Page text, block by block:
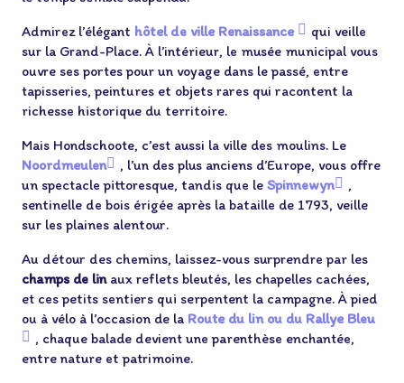
Admirez l’élégant hôtel de ville Renaissance
qui veille
sur la Grand-Place. À l’intérieur, le musée municipal vous
ouvre ses portes pour un voyage dans le passé, entre
tapisseries, peintures et objets rares qui racontent la
richesse historique du territoire.
Mais Hondschoote, c’est aussi la ville des moulins. Le
Noordmeulen
, l’un des plus anciens d’Europe, vous offre
un spectacle pittoresque, tandis que le Spinnewyn
,
sentinelle de bois érigée après la bataille de 1793, veille
sur les plaines alentour.
Au détour des chemins, laissez-vous surprendre par les
champs de linaux reflets bleutés, les chapelles cachées,
et ces petits sentiers qui serpentent la campagne. À pied
ou à vélo à l’occasion de la Route du lin ou du Rallye Bleu
, chaque balade devient une parenthèse enchantée,
entre nature et patrimoine.